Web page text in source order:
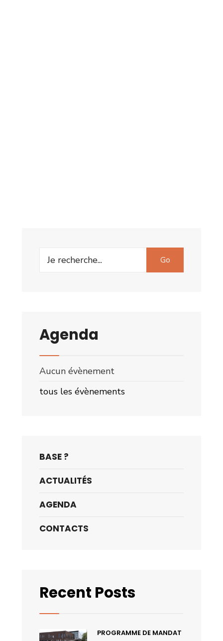
Go
Agenda
Aucun évènement
tous les évènements
BASE ?
ACTUALITÉS
AGENDA
CONTACTS
Recent Posts
PROGRAMME DE MANDAT